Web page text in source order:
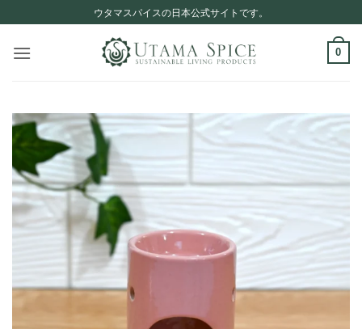
to
content
ウタマスパイスの日本公式サイトです。
0